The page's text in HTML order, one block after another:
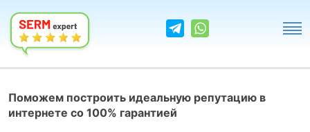
Поможем построить идеальную репутацию в
интернете со 100% гарантией